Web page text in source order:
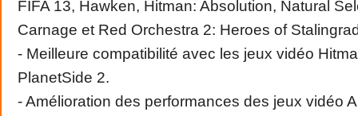
FIFA 13, Hawken, Hitman: Absolution, Natural
Carnage et Red Orchestra 2: Heroes of
- Meilleure compatibilité avec les jeux vidéo
PlanetSide 2.
- Amélioration des performances des jeux vidéo